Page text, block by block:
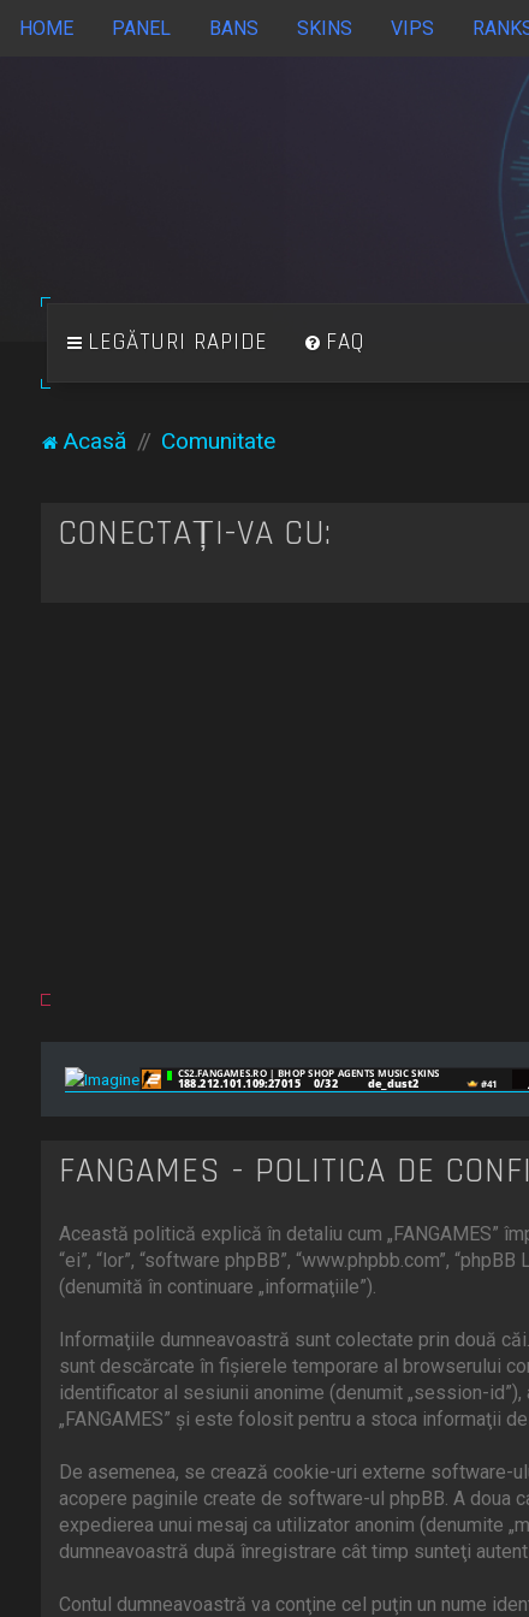
HOME PANEL BANS SKINS VIPS
LEGĂTURI RAPIDE FAQ
Acasă Comunitate
CONECTAȚI-VĂ CU:
FANGAMES - POLITICA DE
Această politică explică în detaliu cum „FANGAMES”
“ei”, “lor”, “software phpBB”, “www.phpbb.com”,
(denumită în continuare „informaţiile”).
Informaţiile dumneavoastră sunt colectate prin două
sunt descărcate în fişierele temporare al browserului
identificator al sesiunii anonime (denumit „session-
„FANGAMES” şi este folosit pentru a stoca informaţii
De asemenea, se crează cookie-uri externe software-
acopere paginile create de software-ul phpBB. A doua
expedierea unui mesaj ca utilizator anonim (denumite
dumneavoastră după înregistrare cât timp sunteţi
Contul dumneavoastră va conţine cel puţin un nume